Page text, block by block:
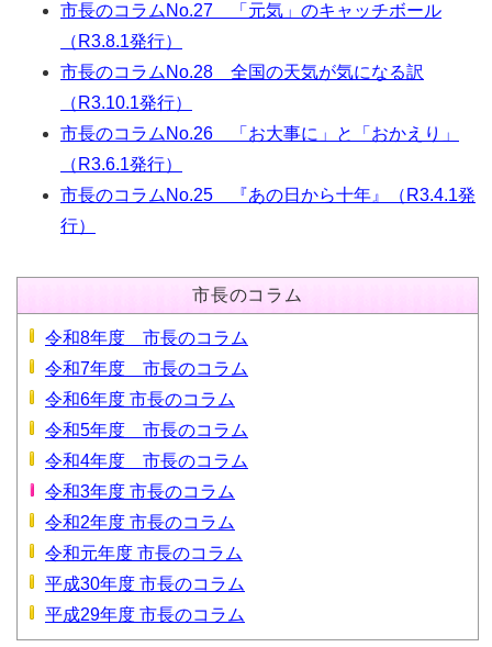
市長のコラムNo.27 「元気」のキャッチボール
（R3.8.1発行）
市長のコラムNo.28 全国の天気が気になる訳
（R3.10.1発行）
市長のコラムNo.26 「お大事に」と「おかえり」
（R3.6.1発行）
市長のコラムNo.25 『あの日から十年』（R3.4.1発
行）
市長のコラム
令和8年度 市長のコラム
令和7年度 市長のコラム
令和6年度 市長のコラム
令和5年度 市長のコラム
令和4年度 市長のコラム
令和3年度 市長のコラム
令和2年度 市長のコラム
令和元年度 市長のコラム
平成30年度 市長のコラム
平成29年度 市長のコラム